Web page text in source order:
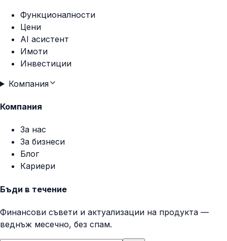
Функционалности
Цени
AI асистент
Имоти
Инвестиции
Компания
Компания
За нас
За бизнеси
Блог
Кариери
Бъди в течение
Финансови съвети и актуализации на продукта —
веднъж месечно, без спам.